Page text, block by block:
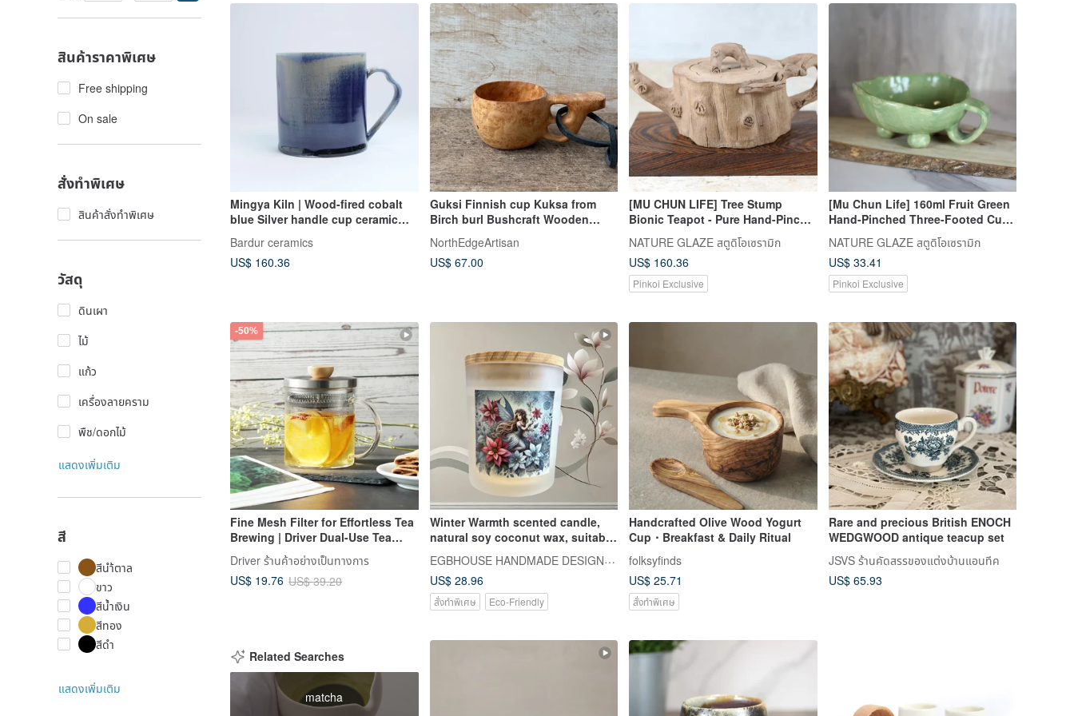
สินค้าราคาพิเศษ
Free shipping
On sale
สั่งทำพิเศษ
สินค้าสั่งทำพิเศษ
วัสดุ
ดินเผา
ไม้
แก้ว
เครื่องลายคราม
พืช/ดอกไม้
แสดงเพิ่มเติม
สี
สีนำ้ตาล
ขาว
สีน้ำเงิน
สีทอง
สีดำ
แสดงเพิ่มเติม
Mingya Kiln | Wood-fired cobalt
blue Silver handle cup ceramic
cup H10
Bardur ceramics
US$ 160.36
Guksi Finnish cup Kuksa from
Birch burl Bushcraft Wooden
NorthEdgeArtisan
US$ 67.00
[MU CHUN LIFE] Tree Stump
Bionic Teapot - Pure Hand-Pinch
Pot by Ceramic Artist Yeh Chia-
Pei, Exclusively Handmade
NATURE GLAZE สตูดิโอเซรามิก
US$ 160.36
Pinkoi Exclusive
[Mu Chun Life] 160ml Fruit Green
Hand-Pinched Three-Footed Cup
with Handle - Handcrafted by
Ceramic Artist Shih Shu-Fen
NATURE GLAZE สตูดิโอเซรามิก
US$ 33.41
Pinkoi Exclusive
-50%
Fine Mesh Filter for Effortless Tea
Brewing | Driver Dual-Use Tea
Infuser Kettle - 400ml
Driver ร้านค้าอย่างเป็นทางการ
US$ 19.76 US$ 39.20
Winter Warmth scented candle,
natural soy coconut wax, suitable
for melte
EGBHOUSE HANDMADE DESIGNER SOAPS
US$ 28.96
สั่งทำพิเศษ Eco-Friendly
Handcrafted Olive Wood Yogurt
Cup・Breakfast & Daily Ritual
folksyfinds
US$ 25.71
สั่งทำพิเศษ
Rare and precious British ENOCH
WEDGWOOD antique teacup set
JSVS ร้านคัดสรรของแต่งบ้านแอนทีค
US$ 65.93
Related Searches
matcha